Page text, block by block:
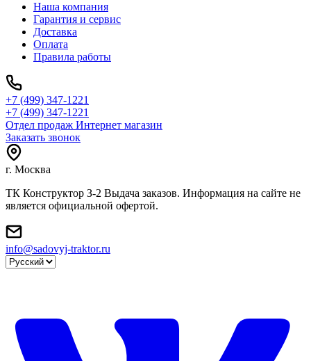
Наша компания
Гарантия и сервис
Доставка
Оплата
Правила работы
+7 (499) 347-1221
+7 (499) 347-1221
Отдел продаж Интернет магазин
Заказать звонок
г. Москва
ТК Конструктор З-2 Выдача заказов. Информация на сайте не
является официальной офертой.
info@sadovyj-traktor.ru